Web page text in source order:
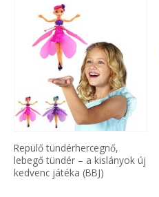
Repülő tündérhercegnő,
lebegő tündér – a kislányok új
kedvenc játéka (BBJ)